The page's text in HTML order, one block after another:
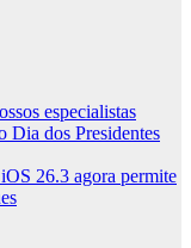
especialistas
Dia dos Presidentes
26.3 agora permite